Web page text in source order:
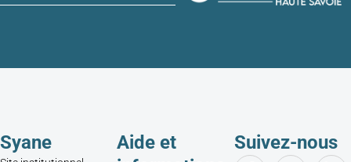
Syane
Aide et
Suivez-nous